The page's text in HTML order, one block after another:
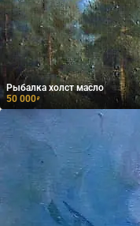
Рыбалка холст масло
50 000₽